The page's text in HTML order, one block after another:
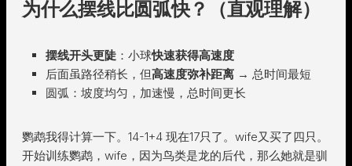
为什么摆线比圆弧快？（直观理解）
摆线开头更陡 ：小球快速获得高速度
后面虽路径稍长，但高速度弥补距离 → 总时间最短
圆弧：坡度均匀，加速慢，总时间更长
鹦鹉我得计算一下。14-1+4 现在17只了。wife又买了四只。
开始训练鹦鹉，wife，因为鸟类是龙的后代，那么她就是驯